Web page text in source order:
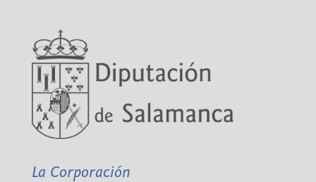
La Corporación